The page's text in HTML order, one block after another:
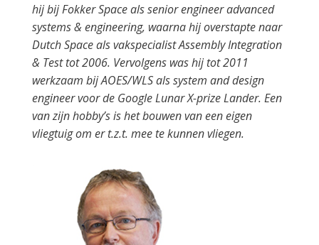
hij bij Fokker Space als senior engineer advanced
systems & engineering, waarna hij overstapte naar
Dutch Space als vakspecialist Assembly Integration
& Test tot 2006. Vervolgens was hij tot 2011
werkzaam bij AOES/WLS als system and design
engineer voor de Google Lunar X-prize Lander. Een
van zijn hobby’s is het bouwen van een eigen
vliegtuig om er t.z.t. mee te kunnen vliegen.